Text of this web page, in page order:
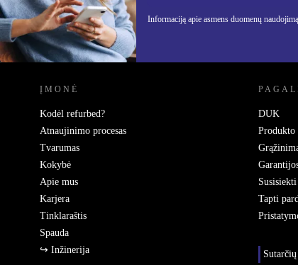
Informaciją apie asmens duomenų
REFURBED LIETUVA - RETHINK NEW.
ĮMONĖ
Kodėl refurbed?
Atnaujinimo procesas
Tvarumas
Kokybė
Apie mus
Karjera
Tinklaraštis
Spauda
↪ Inžinerija
DUK
Produkto
Susisiekti
Tapti